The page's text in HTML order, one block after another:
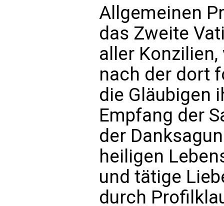
Allgemeinen
das Zweite
aller
nach der dort
die Gläubigen
Empfang der
der
heiligen
und tätige
durch